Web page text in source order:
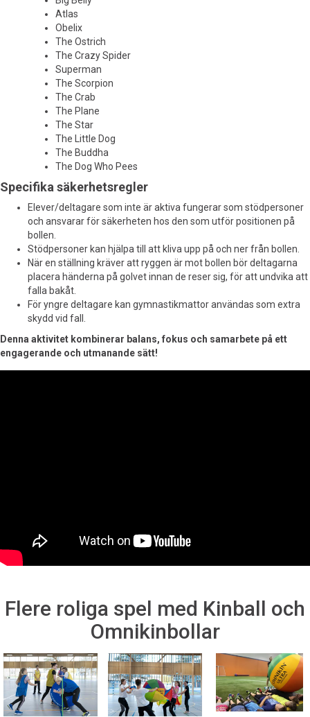
Atlas
Obelix
The Ostrich
The Crazy Spider
Superman
The Scorpion
The Crab
The Plane
The Star
The Little Dog
The Buddha
The Dog Who Pees
Specifika säkerhetsregler
Elever/deltagare som inte är aktiva fungerar som stödpersoner
och ansvarar för säkerheten hos den som utför positionen på
bollen.
Stödpersoner kan hjälpa till att kliva upp på och ner från bollen.
När en ställning kräver att ryggen är mot bollen bör deltagarna
placera händerna på golvet innan de reser sig, för att undvika att
falla bakåt.
För yngre deltagare kan gymnastikmattor användas som extra
skydd vid fall.
Denna aktivitet kombinerar balans, fokus och samarbete på ett
engagerande och utmanande sätt!
Flere roliga spel med Kinball och
Omnikinbollar